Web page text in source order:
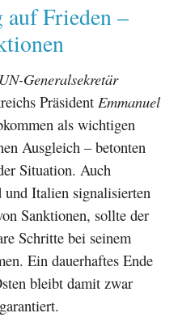
Frieden –
UN-Generalsekretär
Präsident Emmanuel
als wichtigen
Ausgleich – betonten
Situation. Auch
Italien signalisierten
Sanktionen, sollte der
Schritte bei seinem
Ein dauerhaftes Ende
bleibt damit zwar